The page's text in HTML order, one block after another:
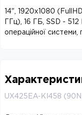
14", 1920х1080
ГГц), 16 ГБ, SSD -
операційної системи,
UX425EA-KI458